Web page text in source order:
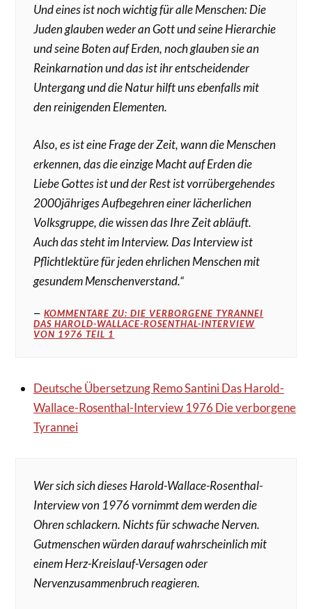
Und eines ist noch wichtig für alle Menschen: Die
Juden glauben weder an Gott und seine Hierarchie
und seine Boten auf Erden, noch glauben sie an
Reinkarnation und das ist ihr entscheidender
Untergang und die Natur hilft uns ebenfalls mit
den reinigenden Elementen.
Also, es ist eine Frage der Zeit, wann die Menschen
erkennen, das die einzige Macht auf Erden die
Liebe Gottes ist und der Rest ist vorrübergehendes
2000jähriges Aufbegehren einer lächerlichen
Volksgruppe, die wissen das Ihre Zeit abläuft.
Auch das steht im Interview. Das Interview ist
Pflichtlektüre für jeden ehrlichen Menschen mit
gesundem Menschenverstand.“
KOMMENTARE ZU: DIE VERBORGENE TYRANNEI
DAS HAROLD-WALLACE-ROSENTHAL-INTERVIEW
VON 1976 TEIL 1
Deutsche Übersetzung Remo Santini Das Harold-
Wallace-Rosenthal-Interview 1976 Die verborgene
Tyrannei
Wer sich sich dieses Harold-Wallace-Rosenthal-
Interview von 1976 vornimmt dem werden die
Ohren schlackern. Nichts für schwache Nerven.
Gutmenschen würden darauf wahrscheinlich mit
einem Herz-Kreislauf-Versagen oder
Nervenzusammenbruch reagieren.